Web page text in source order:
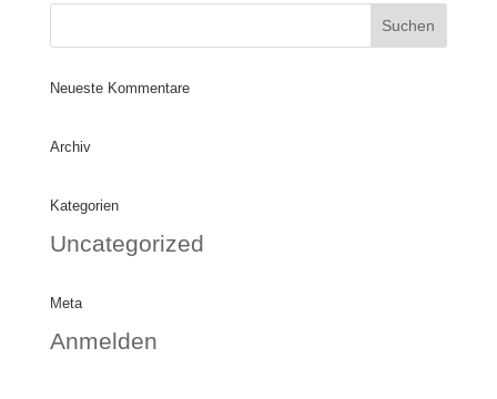
Neueste Kommentare
Archiv
Kategorien
Uncategorized
Meta
Anmelden